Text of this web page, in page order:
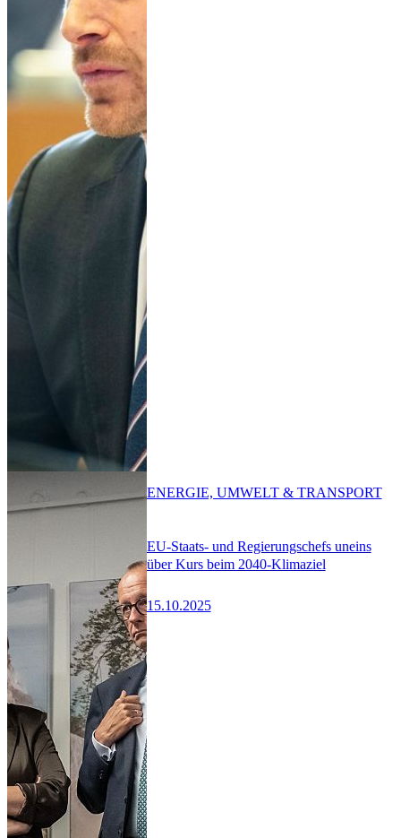
EU-Staats- und Regierungschefs uneins
über Kurs beim 2040-Klimaziel
15.10.2025
ENERGIE, UMWELT & TRANSPORT